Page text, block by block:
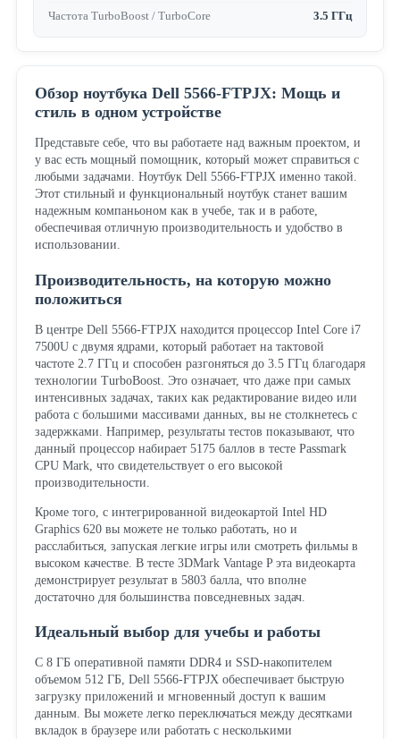
Частота TurboBoost / TurboCore
3.5 ГГц
Обзор ноутбука Dell 5566-FTPJX: Мощь и
стиль в одном устройстве
Представьте себе, что вы работаете над важным проектом, и
у вас есть мощный помощник, который может справиться с
любыми задачами. Ноутбук Dell 5566-FTPJX именно такой.
Этот стильный и функциональный ноутбук станет вашим
надежным компаньоном как в учебе, так и в работе,
обеспечивая отличную производительность и удобство в
использовании.
Производительность, на которую можно
положиться
В центре Dell 5566-FTPJX находится процессор Intel Core i7
7500U с двумя ядрами, который работает на тактовой
частоте 2.7 ГГц и способен разгоняться до 3.5 ГГц благодаря
технологии TurboBoost. Это означает, что даже при самых
интенсивных задачах, таких как редактирование видео или
работа с большими массивами данных, вы не столкнетесь с
задержками. Например, результаты тестов показывают, что
данный процессор набирает 5175 баллов в тесте Passmark
CPU Mark, что свидетельствует о его высокой
производительности.
Кроме того, с интегрированной видеокартой Intel HD
Graphics 620 вы можете не только работать, но и
расслабиться, запуская легкие игры или смотреть фильмы в
высоком качестве. В тесте 3DMark Vantage P эта видеокарта
демонстрирует результат в 5803 балла, что вполне
достаточно для большинства повседневных задач.
Идеальный выбор для учебы и работы
С 8 ГБ оперативной памяти DDR4 и SSD-накопителем
объемом 512 ГБ, Dell 5566-FTPJX обеспечивает быструю
загрузку приложений и мгновенный доступ к вашим
данным. Вы можете легко переключаться между десятками
вкладок в браузере или работать с несколькими